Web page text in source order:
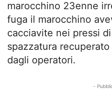
marocchino 23enne
fuga il marocchino
cacciavite nei pressi
spazzatura
dagli operatori.
-